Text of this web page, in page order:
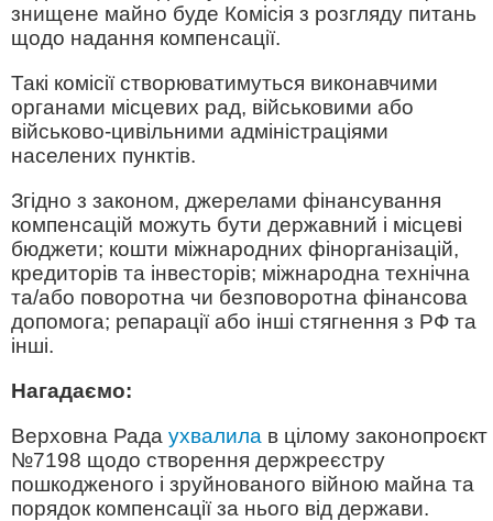
знищене майно буде Комісія з розгляду питань
щодо надання компенсації.
Такі комісії створюватимуться виконавчими
органами місцевих рад, військовими або
військово-цивільними адміністраціями
населених пунктів.
Згідно з законом, джерелами фінансування
компенсацій можуть бути державний і місцеві
бюджети; кошти міжнародних фінорганізацій,
кредиторів та інвесторів; міжнародна технічна
та/або поворотна чи безповоротна фінансова
допомога; репарації або інші стягнення з РФ та
інші.
Нагадаємо:
Верховна Рада ухвалила в цілому законопроєкт
№7198 щодо створення держреєстру
пошкодженого і зруйнованого війною майна та
порядок компенсації за нього від держави.